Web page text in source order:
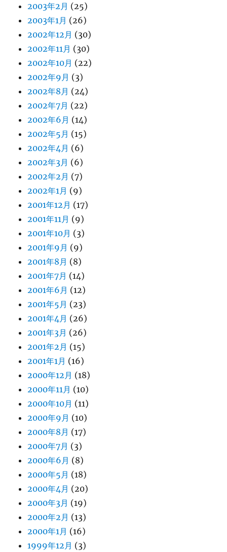
2003年2月 (25)
2003年1月 (26)
2002年12月 (30)
2002年11月 (30)
2002年10月 (22)
2002年9月 (3)
2002年8月 (24)
2002年7月 (22)
2002年6月 (14)
2002年5月 (15)
2002年4月 (6)
2002年3月 (6)
2002年2月 (7)
2002年1月 (9)
2001年12月 (17)
2001年11月 (9)
2001年10月 (3)
2001年9月 (9)
2001年8月 (8)
2001年7月 (14)
2001年6月 (12)
2001年5月 (23)
2001年4月 (26)
2001年3月 (26)
2001年2月 (15)
2001年1月 (16)
2000年12月 (18)
2000年11月 (10)
2000年10月 (11)
2000年9月 (10)
2000年8月 (17)
2000年7月 (3)
2000年6月 (8)
2000年5月 (18)
2000年4月 (20)
2000年3月 (19)
2000年2月 (13)
2000年1月 (16)
1999年12月 (3)